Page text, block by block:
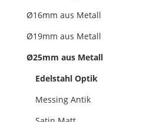
Ø16mm aus Metall
Ø19mm aus Metall
Ø25mm aus Metall
Edelstahl Optik
Messing Antik